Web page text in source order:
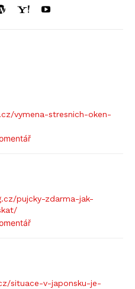
vymena-stresnich-oken-
pujcky-zdarma-jak-
situace-v-japonsku-je-